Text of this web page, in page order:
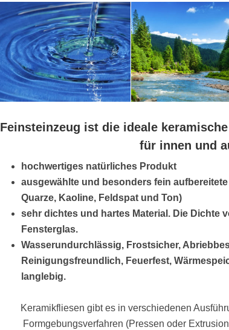
Feinsteinzeug ist die ideale
für innen und
hochwertiges natürliches Produkt
ausgewählte und besonders fein
Quarze, Kaoline, Feldspat und Ton)
sehr dichtes und hartes Material. Die Dichte
Fensterglas.
Wasserundurchlässig, Frostsicher,
Reinigungsfreundlich, Feuerfest,
langlebig.
Keramikfliesen gibt es in verschiedenen
Formgebungsverfahren (Pressen oder